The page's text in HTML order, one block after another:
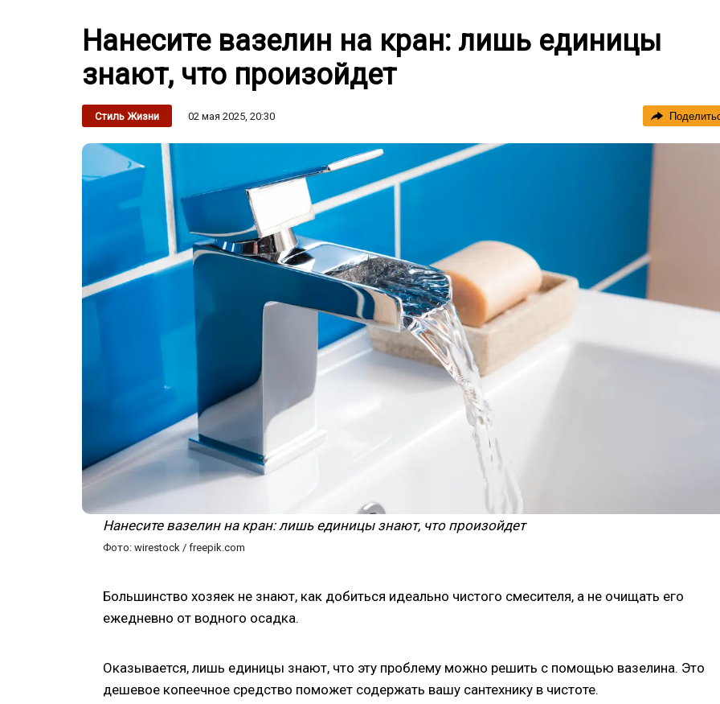
Нанесите вазелин на кран: лишь единицы
знают, что произойдет
Стиль Жизни 02 мая 2025, 20:30
Нанесите вазелин на кран: лишь единицы знают, что произойдет
Фото: wirestock / freepik.com
Большинство хозяек не знают, как добиться идеально чистого смесителя, а не очищать его
ежедневно от водного осадка.
Оказывается, лишь единицы знают, что эту проблему можно решить с помощью вазелина. Это
дешевое копеечное средство поможет содержать вашу сантехнику в чистоте.